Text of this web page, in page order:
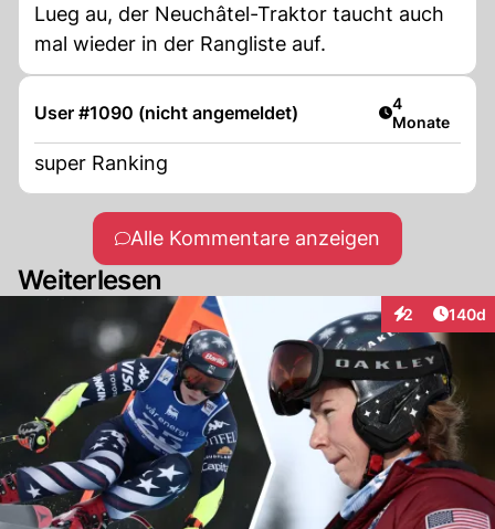
Lueg au, der Neuchâtel-Traktor taucht auch
mal wieder in der Rangliste auf.
User #1090 (nicht angemeldet) Artikel
4
Monate
super Ranking
Alle Kommentare anzeigen
Weiterlesen
2
Interaktionen
140d